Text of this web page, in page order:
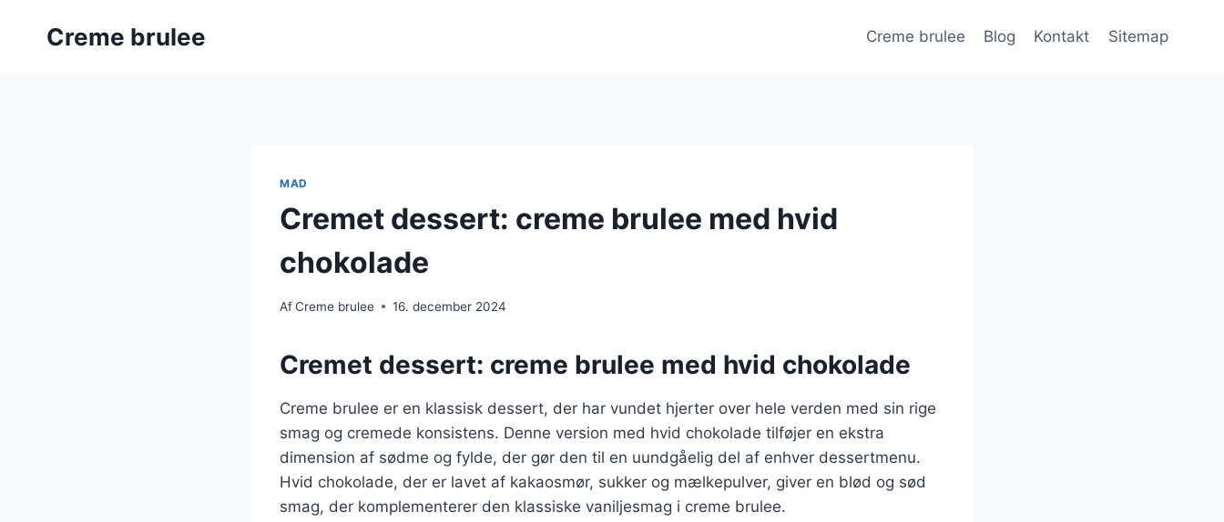
Creme brulee Creme brulee Blog Kontakt Sitemap
MAD
Cremet dessert: creme brulee med hvid
chokolade
AfCreme brulee 16. december 2024
Cremet dessert: creme brulee med hvid chokolade
Creme brulee er en klassisk dessert, der har vundet hjerter over hele verden med sin rige
smag og cremede konsistens. Denne version med hvid chokolade tilføjer en ekstra
dimension af sødme og fylde, der gør den til en uundgåelig del af enhver dessertmenu.
Hvid chokolade, der er lavet af kakaosmør, sukker og mælkepulver, giver en blød og sød
smag, der komplementerer den klassiske vaniljesmag i creme brulee.